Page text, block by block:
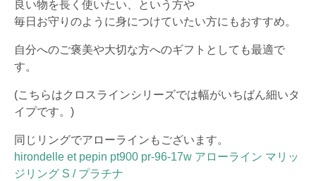
良い物を長く使いたい、という方や
毎日お守りのように身につけていたい方にもおすすめ。
自分へのご褒美や大切な方へのギフトとしても最適で
す。
(こちらはクロスラインシリーズでは幅がいちばん細いタ
イプです。)
同じリングでアローラインもございます。
hirondelle et pepin pt900 pr-96-17w アローライン マリッ
ジリング S / プラチナ